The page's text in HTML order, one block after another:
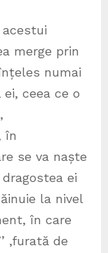
acestui
merge prin
numai
ceea ce o
în
se va naște
ei
la nivel
în care
,furată de